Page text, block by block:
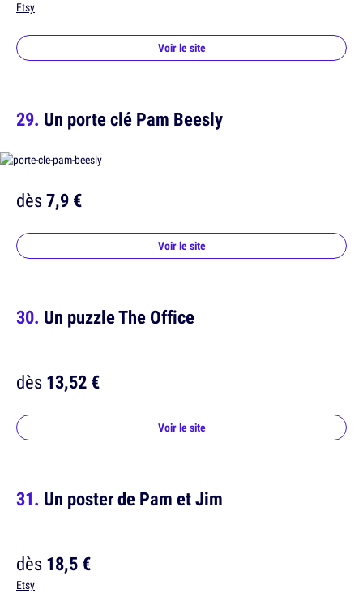
Etsy
Voir le site
Un porte clé Pam Beesly
dès7,9 €
Voir le site
Un puzzle The Office
dès13,52 €
Voir le site
Un poster de Pam et Jim
dès18,5 €
Etsy